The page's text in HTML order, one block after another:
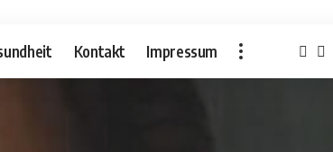
Kontakt Impressum